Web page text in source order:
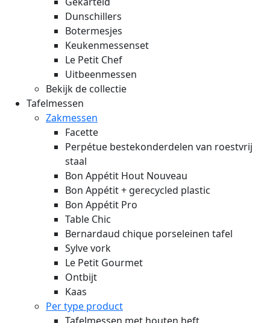
Dunschillers
Botermesjes
Keukenmessenset
Le Petit Chef
Uitbeenmessen
Bekijk de collectie
Tafelmessen
Zakmessen
Facette
Perpétue bestekonderdelen van roestvrij
staal
Bon Appétit Hout Nouveau
Bon Appétit + gerecycled plastic
Bon Appétit Pro
Table Chic
Bernardaud chique porseleinen tafel
Sylve vork
Le Petit Gourmet
Ontbijt
Kaas
Per type product